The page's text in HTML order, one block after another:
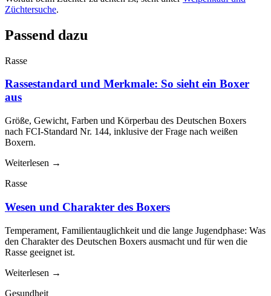
Züchtersuche.
Passend dazu
Rasse
Rassestandard und Merkmale: So sieht ein Boxer
aus
Größe, Gewicht, Farben und Körperbau des Deutschen Boxers
nach FCI-Standard Nr. 144, inklusive der Frage nach weißen
Boxern.
Weiterlesen →
Rasse
Wesen und Charakter des Boxers
Temperament, Familientauglichkeit und die lange Jugendphase: Was
den Charakter des Deutschen Boxers ausmacht und für wen die
Rasse geeignet ist.
Weiterlesen →
Gesundheit